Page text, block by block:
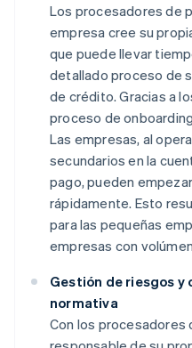
Los procesadores de
empresa cree su
que puede llevar
detallado proceso de
de crédito. Gracias a
proceso de
Las empresas, al
secundarios en la
pago, pueden
rápidamente. Esto
para las pequeñas
empresas con
Gestión de riesgos y
normativa
Con los procesadores